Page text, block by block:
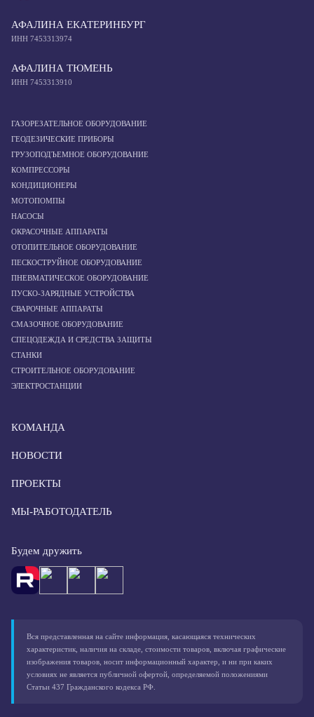
АФАЛИНА ЕКАТЕРИНБУРГ
ИНН 7453313974
АФАЛИНА ТЮМЕНЬ
ИНН 7453313910
ГАЗОРЕЗАТЕЛЬНОЕ ОБОРУДОВАНИЕ
ГЕОДЕЗИЧЕСКИЕ ПРИБОРЫ
ГРУЗОПОДЪЕМНОЕ ОБОРУДОВАНИЕ
КОМПРЕССОРЫ
КОНДИЦИОНЕРЫ
МОТОПОМПЫ
НАСОСЫ
ОКРАСОЧНЫЕ АППАРАТЫ
ОТОПИТЕЛЬНОЕ ОБОРУДОВАНИЕ
ПЕСКОСТРУЙНОЕ ОБОРУДОВАНИЕ
ПНЕВМАТИЧЕСКОЕ ОБОРУДОВАНИЕ
ПУСКО-ЗАРЯДНЫЕ УСТРОЙСТВА
СВАРОЧНЫЕ АППАРАТЫ
СМАЗОЧНОЕ ОБОРУДОВАНИЕ
СПЕЦОДЕЖДА И СРЕДСТВА ЗАЩИТЫ
СТАНКИ
СТРОИТЕЛЬНОЕ ОБОРУДОВАНИЕ
ЭЛЕКТРОСТАНЦИИ
КОМАНДА
НОВОСТИ
ПРОЕКТЫ
МЫ-РАБОТОДАТЕЛЬ
Будем дружить
Вся представленная на сайте информация, касающаяся технических
характеристик, наличия на складе, стоимости товаров, включая графические
изображения товаров, носит информационный характер, и ни при каких
условиях не является публичной офертой, определяемой положениями
Статьи 437 Гражданского кодекса РФ.